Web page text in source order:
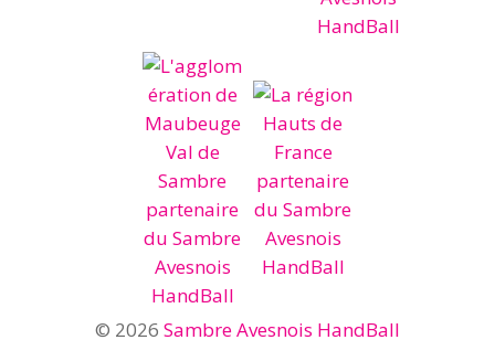
© 2026 Sambre Avesnois HandBall